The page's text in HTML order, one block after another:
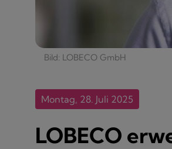
Bild: LOBECO GmbH
Montag, 28. Juli 2025
LOBECO